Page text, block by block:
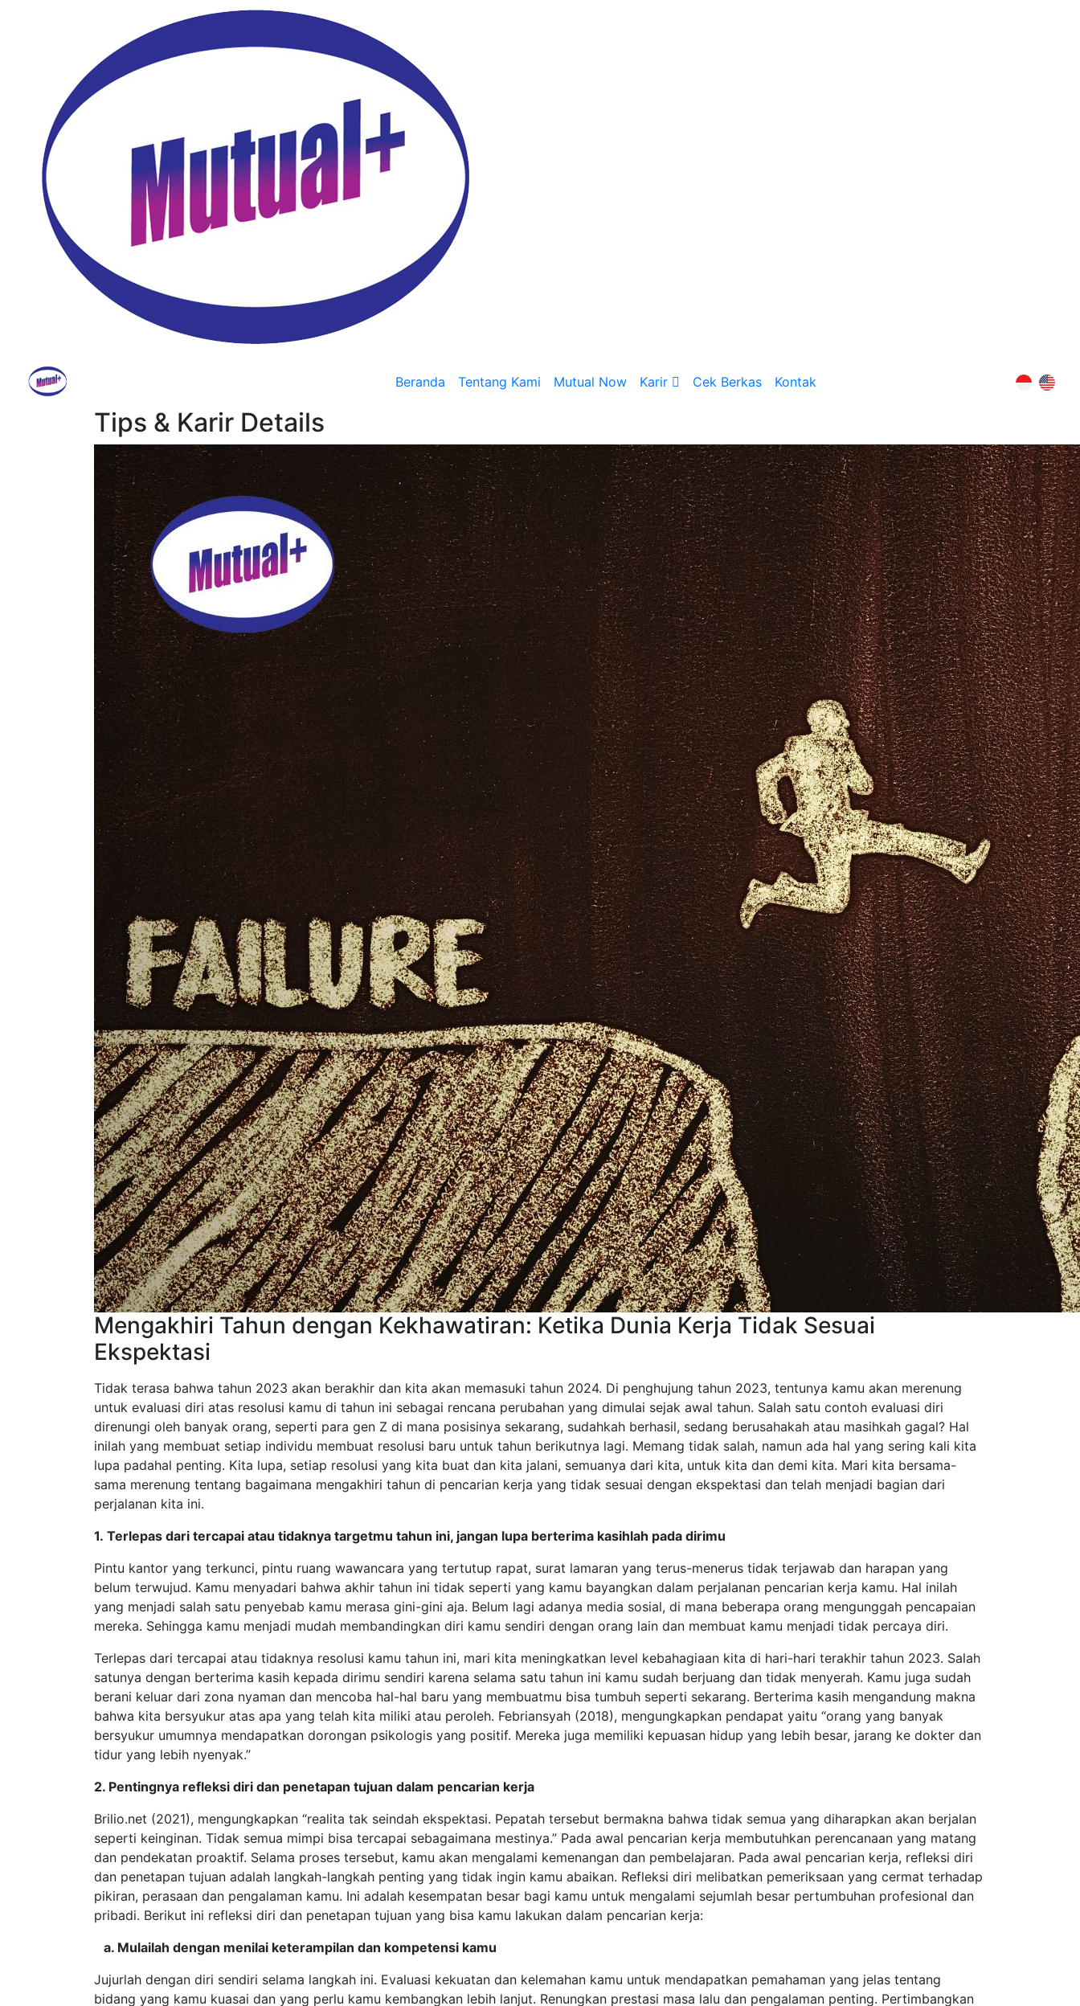
Beranda Tentang Kami Mutual Now Karir Cek Berkas Kontak
Tips & Karir Details
Mengakhiri Tahun dengan Kekhawatiran: Ketika Dunia Kerja Tidak Sesuai
Ekspektasi
Tidak terasa bahwa tahun 2023 akan berakhir dan kita akan memasuki tahun 2024. Di penghujung tahun 2023, tentunya kamu akan merenung
untuk evaluasi diri atas resolusi kamu di tahun ini sebagai rencana perubahan yang dimulai sejak awal tahun. Salah satu contoh evaluasi diri
direnungi oleh banyak orang, seperti para gen Z di mana posisinya sekarang, sudahkah berhasil, sedang berusahakah atau masihkah gagal? Hal
inilah yang membuat setiap individu membuat resolusi baru untuk tahun berikutnya lagi. Memang tidak salah, namun ada hal yang sering kali kita
lupa padahal penting. Kita lupa, setiap resolusi yang kita buat dan kita jalani, semuanya dari kita, untuk kita dan demi kita. Mari kita bersama-
sama merenung tentang bagaimana mengakhiri tahun di pencarian kerja yang tidak sesuai dengan ekspektasi dan telah menjadi bagian dari
perjalanan kita ini.
1. Terlepas dari tercapai atau tidaknya targetmu tahun ini, jangan lupa berterima kasihlah pada dirimu
Pintu kantor yang terkunci, pintu ruang wawancara yang tertutup rapat, surat lamaran yang terus-menerus tidak terjawab dan harapan yang
belum terwujud. Kamu menyadari bahwa akhir tahun ini tidak seperti yang kamu bayangkan dalam perjalanan pencarian kerja kamu. Hal inilah
yang menjadi salah satu penyebab kamu merasa gini-gini aja. Belum lagi adanya media sosial, di mana beberapa orang mengunggah pencapaian
mereka. Sehingga kamu menjadi mudah membandingkan diri kamu sendiri dengan orang lain dan membuat kamu menjadi tidak percaya diri.
Terlepas dari tercapai atau tidaknya resolusi kamu tahun ini, mari kita meningkatkan level kebahagiaan kita di hari-hari terakhir tahun 2023. Salah
satunya dengan berterima kasih kepada dirimu sendiri karena selama satu tahun ini kamu sudah berjuang dan tidak menyerah. Kamu juga sudah
berani keluar dari zona nyaman dan mencoba hal-hal baru yang membuatmu bisa tumbuh seperti sekarang. Berterima kasih mengandung makna
bahwa kita bersyukur atas apa yang telah kita miliki atau peroleh. Febriansyah (2018), mengungkapkan pendapat yaitu “orang yang banyak
bersyukur umumnya mendapatkan dorongan psikologis yang positif. Mereka juga memiliki kepuasan hidup yang lebih besar, jarang ke dokter dan
tidur yang lebih nyenyak.”
2. Pentingnya refleksi diri dan penetapan tujuan dalam pencarian kerja
Brilio.net (2021), mengungkapkan “realita tak seindah ekspektasi. Pepatah tersebut bermakna bahwa tidak semua yang diharapkan akan berjalan
seperti keinginan. Tidak semua mimpi bisa tercapai sebagaimana mestinya.” Pada awal pencarian kerja membutuhkan perencanaan yang matang
dan pendekatan proaktif. Selama proses tersebut, kamu akan mengalami kemenangan dan pembelajaran. Pada awal pencarian kerja, refleksi diri
dan penetapan tujuan adalah langkah-langkah penting yang tidak ingin kamu abaikan. Refleksi diri melibatkan pemeriksaan yang cermat terhadap
pikiran, perasaan dan pengalaman kamu. Ini adalah kesempatan besar bagi kamu untuk mengalami sejumlah besar pertumbuhan profesional dan
pribadi. Berikut ini refleksi diri dan penetapan tujuan yang bisa kamu lakukan dalam pencarian kerja:
a. Mulailah dengan menilai keterampilan dan kompetensi kamu
Jujurlah dengan diri sendiri selama langkah ini. Evaluasi kekuatan dan kelemahan kamu untuk mendapatkan pemahaman yang jelas tentang
bidang yang kamu kuasai dan yang perlu kamu kembangkan lebih lanjut. Renungkan prestasi masa lalu dan pengalaman penting. Pertimbangkan